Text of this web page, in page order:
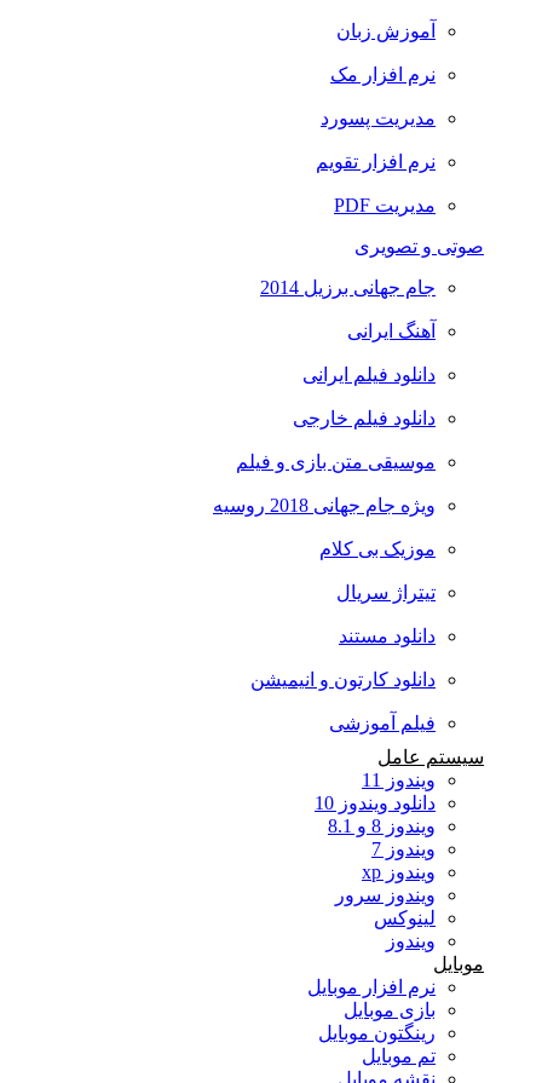
آموزش زبان
نرم افزار مک
مدیریت پسورد
نرم افزار تقویم
مدیریت PDF
صوتی و تصویری
جام جهانی برزیل 2014
آهنگ ایرانی
دانلود فیلم ایرانی
دانلود فیلم خارجی
موسیقی متن بازی و فیلم
ویژه جام جهانی 2018 روسیه
موزیک بی کلام
تیتراژ سریال
دانلود مستند
دانلود کارتون و انیمیشن
فیلم آموزشی
سیستم عامل
ویندوز 11
دانلود ویندوز 10
ویندوز 8 و 8.1
ویندوز 7
ویندوز xp
ویندوز سرور
لینوکس
ویندوز
موبایل
نرم افزار موبایل
بازی موبایل
رینگتون موبایل
تم موبایل
نقشه موبایل